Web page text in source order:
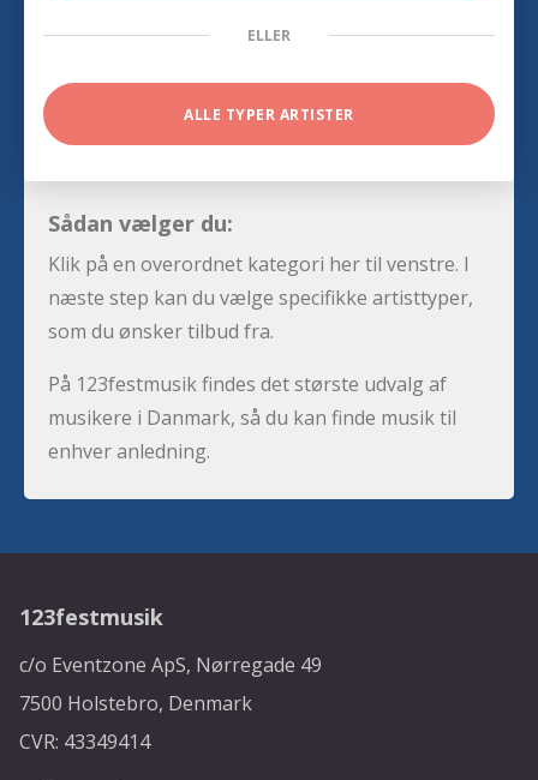
ELLER
ALLE TYPER ARTISTER
Sådan vælger du:
Klik på en overordnet kategori her til venstre. I
næste step kan du vælge specifikke artisttyper,
som du ønsker tilbud fra.
På 123festmusik findes det største udvalg af
musikere i Danmark, så du kan finde musik til
enhver anledning.
123festmusik
c/o Eventzone ApS, Nørregade 49
7500 Holstebro, Denmark
CVR: 43349414